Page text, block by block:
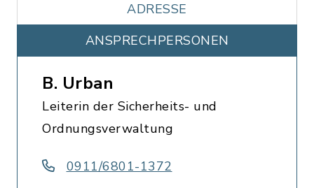
ADRESSE
ANSPRECHPERSONEN
B. Urban
Leiterin der Sicherheits- und
Ordnungsverwaltung
0911/6801-1372